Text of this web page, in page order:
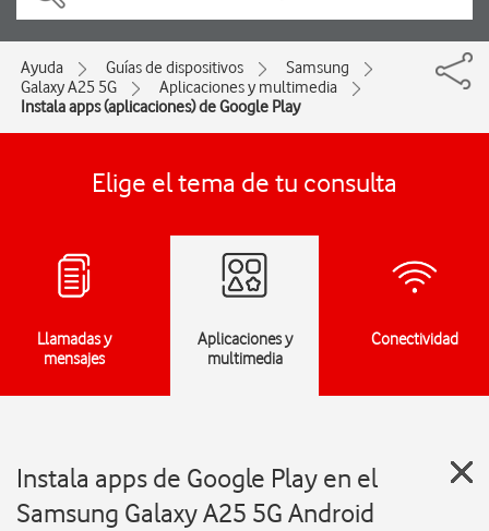
Ayuda Guías de dispositivos
Samsung
Galaxy A25 5G
Aplicaciones y multimedia
Instala apps (aplicaciones) de Google Play
Elige el tema de tu consulta
Llamadas y
mensajes
Aplicaciones y
multimedia
Conectividad
Instala apps de Google Play en el
Samsung Galaxy A25 5G Android